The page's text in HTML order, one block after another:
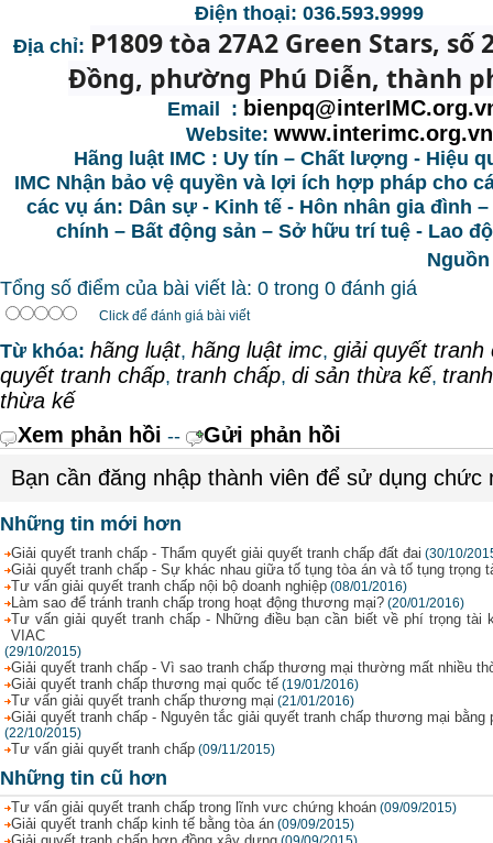
Điện thoại: 036.593.9999
Địa chỉ: P1809 tòa 27A2 Green Stars, số
Đồng, phường Phú Diễn, thành
Email :
Website: www.interimc.org.vn
Hãng luật IMC : Uy tín – Chất lượng - Hiệu
IMC Nhận bảo vệ quyền và lợi ích hợp pháp cho
các vụ án: Dân sự - Kinh tế - Hôn nhân gia đình
chính – Bất động sản – Sở hữu trí tuệ - Lao
Tổng số điểm của bài viết là: 0 trong 0 đánh giá
Click để đánh giá bài viết
Từ khóa: hãng luật, hãng luật imc, giải quyết tranh
quyết tranh chấp, tranh chấp, di sản thừa kế,
thừa kế
Xem phản hồi --
Gửi phản hồi
Bạn cần đăng nhập thành viên để sử dụng chức
Những tin mới hơn
Giải quyết tranh chấp - Thẩm quyết giải quyết tranh chấp đất đai (30/10/
Giải quyết tranh chấp - Sự khác nhau giữa tố tụng tòa án và tố tụng trọng
Tư vấn giải quyết tranh chấp nội bộ doanh nghiệp (08/01/2016)
Làm sao để tránh tranh chấp trong hoạt động thương mại? (20/01/2016)
Tư vấn giải quyết tranh chấp - Những điều bạn cần biết về phí trọng tài
VIAC
(29/10/2015)
Giải quyết tranh chấp - Vì sao tranh chấp thương mại thường mất nhiều
Giải quyết tranh chấp thương mại quốc tế (19/01/2016)
Tư vấn giải quyết tranh chấp thương mại (21/01/2016)
Giải quyết tranh chấp - Nguyên tắc giải quyết tranh chấp thương mại
(22/10/2015)
Tư vấn giải quyết tranh chấp (09/11/2015)
Những tin cũ hơn
Tư vấn giải quyết tranh chấp trong lĩnh vưc chứng khoán (09/09/2015)
Giải quyết tranh chấp kinh tế bằng tòa án (09/09/2015)